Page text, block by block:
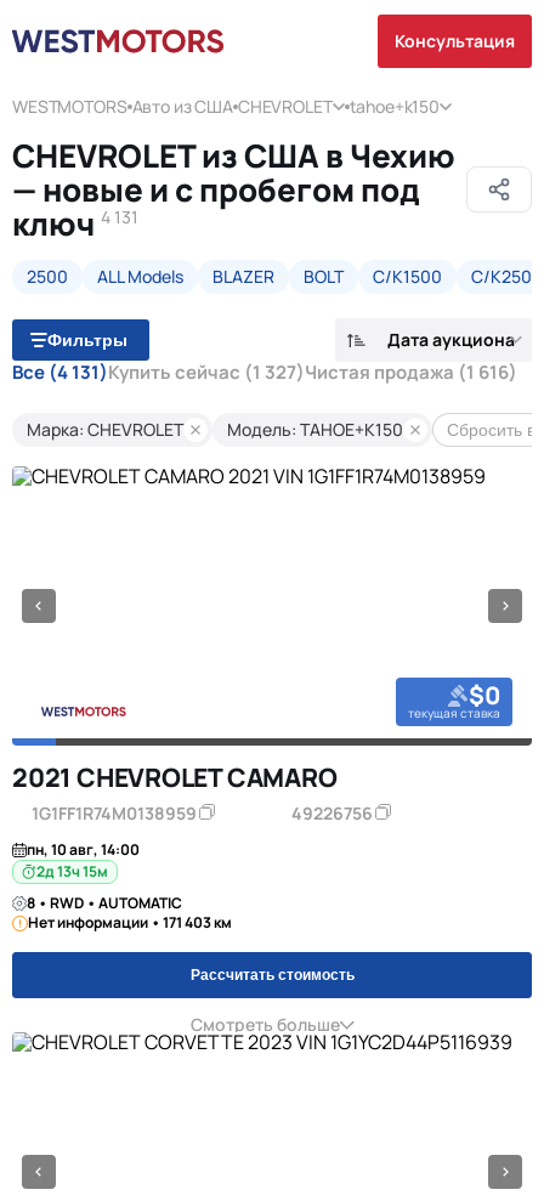
Консультация
WESTMOTORS Авто из США CHEVROLET tahoe+k150
CHEVROLET из США в Чехию
— новые и с пробегом под
ключ 4 131
2500 ALL Models BLAZER BOLT C/K1500 C/K2500
Фильтры Дата аукциона
Все (4 131)Купить сейчас (1 327)Чистая продажа (1 616)
Марка: CHEVROLET Модель: TAHOE+K150 Сбросить
$0
текущая ставка
2021 CHEVROLET CAMARO
1G1FF1R74M0138959 49226756
пн, 10 авг, 14:00
2д 13ч 15м
8 • RWD • AUTOMATIC
Нет информации • 171 403 км
Рассчитать стоимость
Смотреть больше